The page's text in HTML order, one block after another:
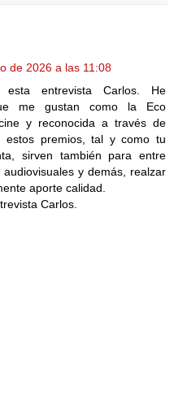
de 2026 a las 11:08
entrevista Carlos. He
me gustan como la Eco
y reconocida a través de
estos premios, tal y como tu
sirven también para entre
y demás, realzar
aporte calidad.
Carlos.